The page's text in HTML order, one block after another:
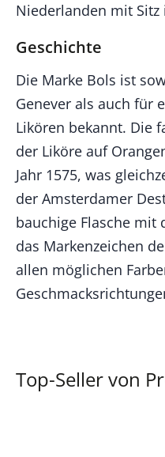
Niederlanden mit Sitz
Geschichte
Die Marke Bols ist
Genever als auch für
Likören bekannt. Die
der Liköre auf
Jahr 1575, was
der Amsterdamer
bauchige Flasche mit
das Markenzeichen
allen möglichen
Top-Seller von